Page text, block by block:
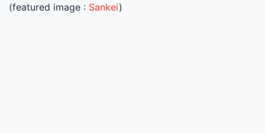
(featured image : Sankei)